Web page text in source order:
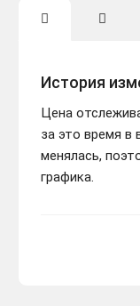
История
Цена
за это время в
менялась,
графика.